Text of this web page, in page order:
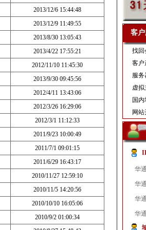
2013/12/6 15:44:48
2013/12/9 11:49:55
2013/8/30 13:05:43
2013/4/22 17:55:21
2012/11/10 11:45:30
2013/9/30 09:45:56
2012/4/11 13:43:06
2012/3/26 16:29:06
2012/3/1 11:12:33
2011/9/23 10:00:49
2011/7/1 09:01:15
2011/6/29 16:43:17
2010/11/27 12:59:10
2010/11/5 14:20:56
2010/10/10 16:05:06
2010/9/2 01:00:34
客
找回
客户
服务
虚拟
国
网站
华
华
华
华